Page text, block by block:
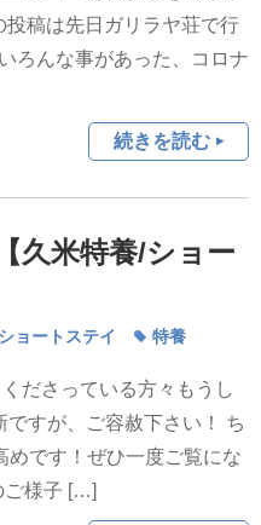
投稿は先日ガリラヤ荘で行
ろんな事があった、コロナ
続きを読む
久米特養/ショー
ショートステイ 特養
ださっている方々もうし
すが、ご容赦下さい！ ち
めです！ぜひ一度ご覧にな
ご様子 […]